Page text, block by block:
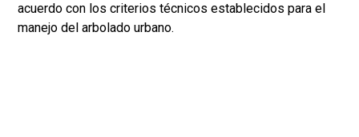
acuerdo con los criterios técnicos establecidos para el
manejo del arbolado urbano.